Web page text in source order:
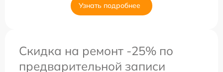
Узнать подробнее
Скидка на ремонт -25% по
предварительной записи